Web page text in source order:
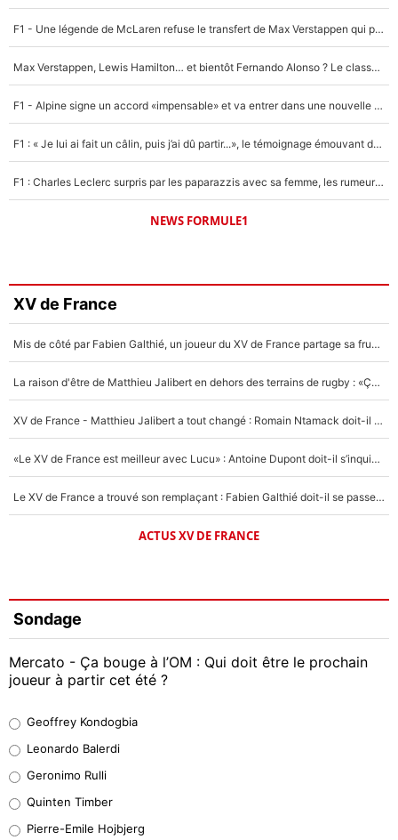
F1 - Une légende de McLaren refuse le transfert de Max Verstappen qui pourrait «faire des vagues» et plomber l'ambiance dans l'équipe
Max Verstappen, Lewis Hamilton… et bientôt Fernando Alonso ? Le classement des pilotes les mieux payés en Formule 1 risque de changer !
F1 - Alpine signe un accord «impensable» et va entrer dans une nouvelle dimension : Grande nouvelle pour Pierre Gasly !
F1 : « Je lui ai fait un câlin, puis j’ai dû partir...», le témoignage émouvant de Max Verstappen sur sa fille
F1 : Charles Leclerc surpris par les paparazzis avec sa femme, les rumeurs étaient vraies !
NEWS FORMULE1
XV de France
Mis de côté par Fabien Galthié, un joueur du XV de France partage sa frustration : «ils ne me l’ont pas dit tout de suite»
La raison d'être de Matthieu Jalibert en dehors des terrains de rugby : «Ça m'atteint autant que si tu touches à un membre de ma famille»
XV de France - Matthieu Jalibert a tout changé : Romain Ntamack doit-il s’inquiéter pour sa place à un an de la Coupe du monde ?
«Le XV de France est meilleur avec Lucu» : Antoine Dupont doit-il s’inquiéter pour sa place ?
Le XV de France a trouvé son remplaçant : Fabien Galthié doit-il se passer d'Antoine Dupont ?
ACTUS XV DE FRANCE
Sondage
Mercato - Ça bouge à l’OM : Qui doit être le prochain
joueur à partir cet été ?
38%
32%
Geoffrey Kondogbia
Leonardo Balerdi
Geronimo Rulli
Quinten Timber
Pierre-Emile Hojbjerg